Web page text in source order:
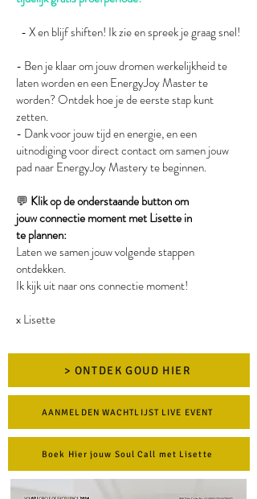
- X en blijf shiften! Ik zie en spreek je graag snel!
- Ben je klaar om jouw dromen werkelijkheid te
laten worden en een EnergyJoy Master te
worden? Ontdek hoe je de eerste stap kunt
zetten.
- Dank voor jouw tijd en energie, en een
uitnodiging voor direct contact om samen jouw
pad naar EnergyJoy Mastery te beginnen.
💬 Klik op de onderstaande button om
jouwconnectie momentmet Lisette in
teplannen:
Laten we samen jouw volgende stappen
ontdekken.
Ik kijk uit naar ons connectie moment!
x Lisette
> ONTDEK GOUD HIER
AANMELDEN WACHTLIJST LIVE EVENT
Boek Hier jouw Soul Call met Lisette